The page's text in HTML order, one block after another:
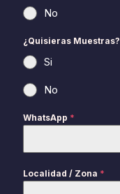
No
¿Quisieras Muestras?
Si
No
WhatsApp *
Localidad / Zona *